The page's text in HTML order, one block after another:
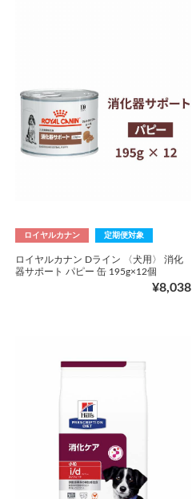
ロイヤルカナン 定期便対象
ロイヤルカナン Dライン 〈犬用〉 消化
器サポート パピー 缶 195g×12個
¥8,038